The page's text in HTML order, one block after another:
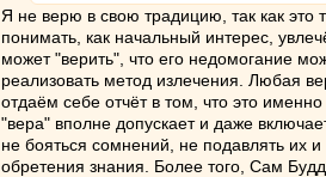
Я не верю в свою традицию, так как это
понимать, как начальный интерес,
может "верить", что его недомогание
реализовать метод излечения. Любая
отдаём себе отчёт в том, что это
"вера" вполне допускает и даже
не бояться сомнений, не подавлять их
обретения знания. Более того, Сам